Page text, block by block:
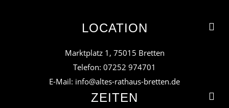
Maps immer
entsperren
LOCATION
Marktplatz 1, 75015 Bretten
Telefon: 07252 974701
E-Mail: info@altes-rathaus-bretten.de
ZEITEN